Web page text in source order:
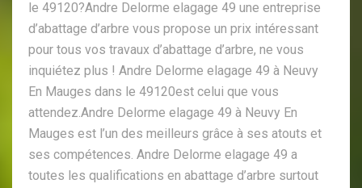
le 49120?Andre Delorme elagage 49 une entreprise
d’abattage d’arbre vous propose un prix intéressant
pour tous vos travaux d’abattage d’arbre, ne vous
inquiétez plus ! Andre Delorme elagage 49 à Neuvy
En Mauges dans le 49120est celui que vous
attendez.Andre Delorme elagage 49 à Neuvy En
Mauges est l’un des meilleurs grâce à ses atouts et
ses compétences. Andre Delorme elagage 49 a
toutes les qualifications en abattage d’arbre surtout